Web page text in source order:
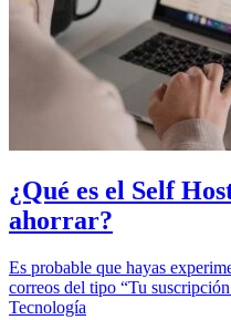
¿Qué es el Self
ahorrar?
Es probable que hayas
correos del tipo “Tu
Tecnología